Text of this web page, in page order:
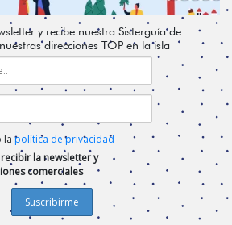
y recibe nuestra Sisterguía de
direcciones TOP en la isla
la política de privacidad
la newsletter y
comerciales